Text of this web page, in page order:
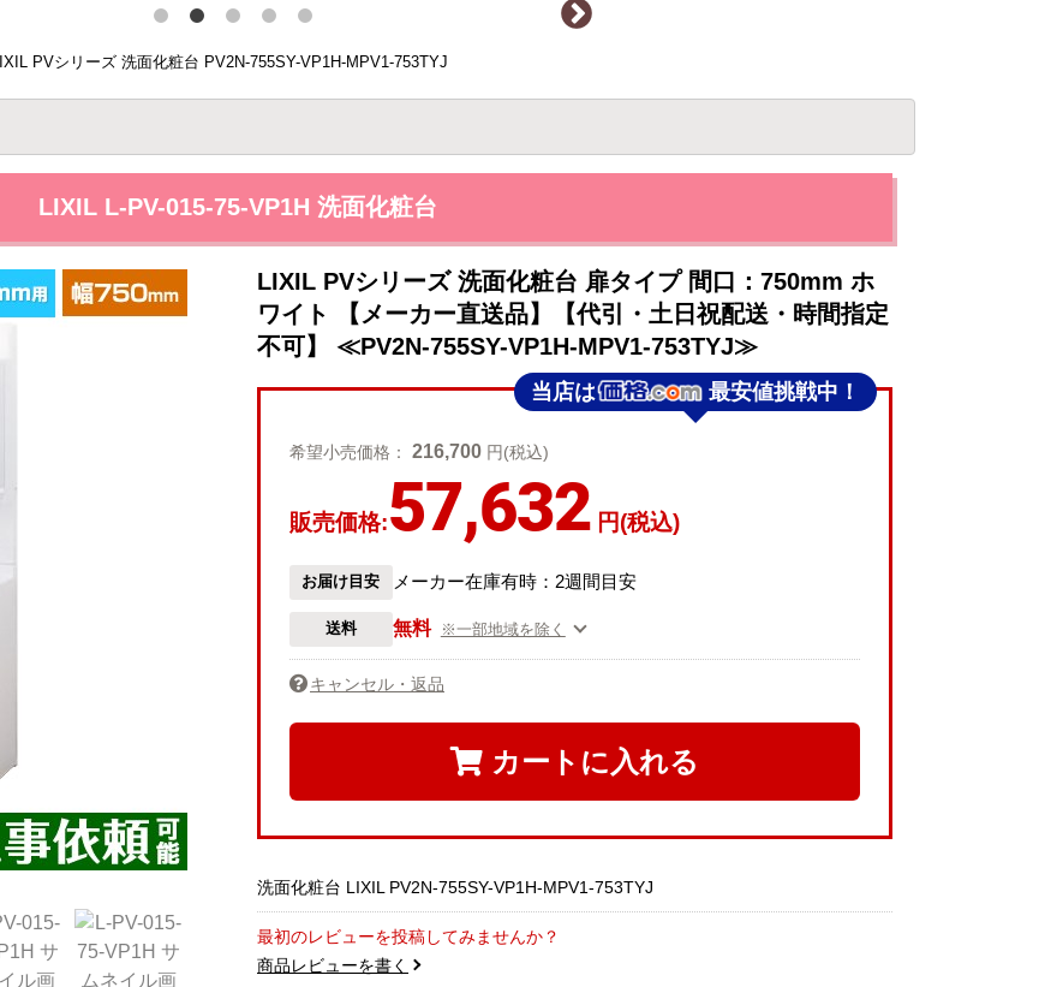
PVシリーズ 洗面化粧台 PV2N-755SY-VP1H-MPV1-753TYJ
LIXIL L-PV-015-75-VP1H 洗面化粧台
LIXIL PVシリーズ 洗面化粧台 扉タイプ 間口：750mm ホ
ワイト 【メーカー直送品】【代引・土日祝配送・時間指定
不可】 ≪PV2N-755SY-VP1H-MPV1-753TYJ≫
当店は 最安値挑戦中！
希望小売価格： 216,700 円(税込)
販売価格:57,632 円(税込)
お届け目安 メーカー在庫有時：2週間目安
送料 無料 ※一部地域を除く
キャンセル・返品
カートに入れる
洗面化粧台 LIXIL PV2N-755SY-VP1H-MPV1-753TYJ
最初のレビューを投稿してみませんか？
商品レビューを書く